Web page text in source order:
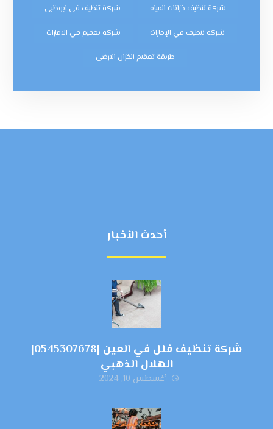
شركة تنظيف خزانات المياه شركة تنظيف في ابوظبي
شركة تنظيف في الإمارات شركه تعقيم في الامارات
طريقة تعقيم الخزان الارضي
أحدث الأخبار
شركة تنظيف فلل في العين |0545307678|
الهلال الذهبي
أغسطس 10, 2024